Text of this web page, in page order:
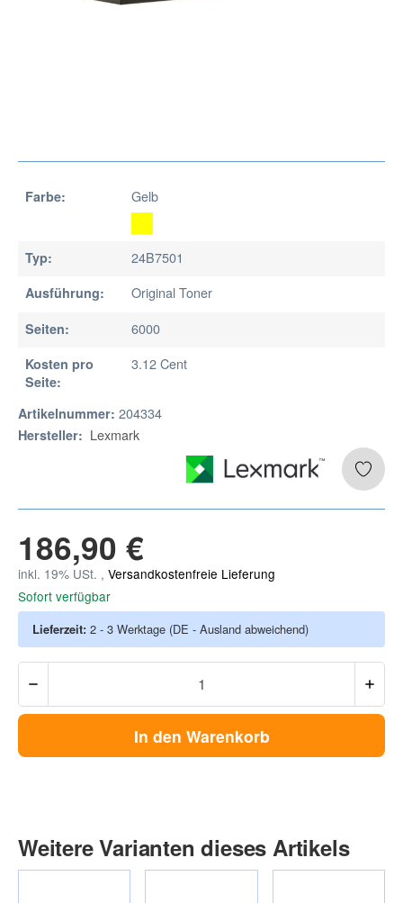
Farbe: Gelb
Typ: 24B7501
Ausführung: Original Toner
Seiten: 6000
Kosten pro
Seite:
3.12 Cent
Artikelnummer: 204334
Hersteller: Lexmark
186,90 €
inkl. 19% USt. , Versandkostenfreie Lieferung
Sofort verfügbar
Lieferzeit: 2 - 3 Werktage (DE - Ausland abweichend)
In den Warenkorb
Weitere Varianten dieses Artikels